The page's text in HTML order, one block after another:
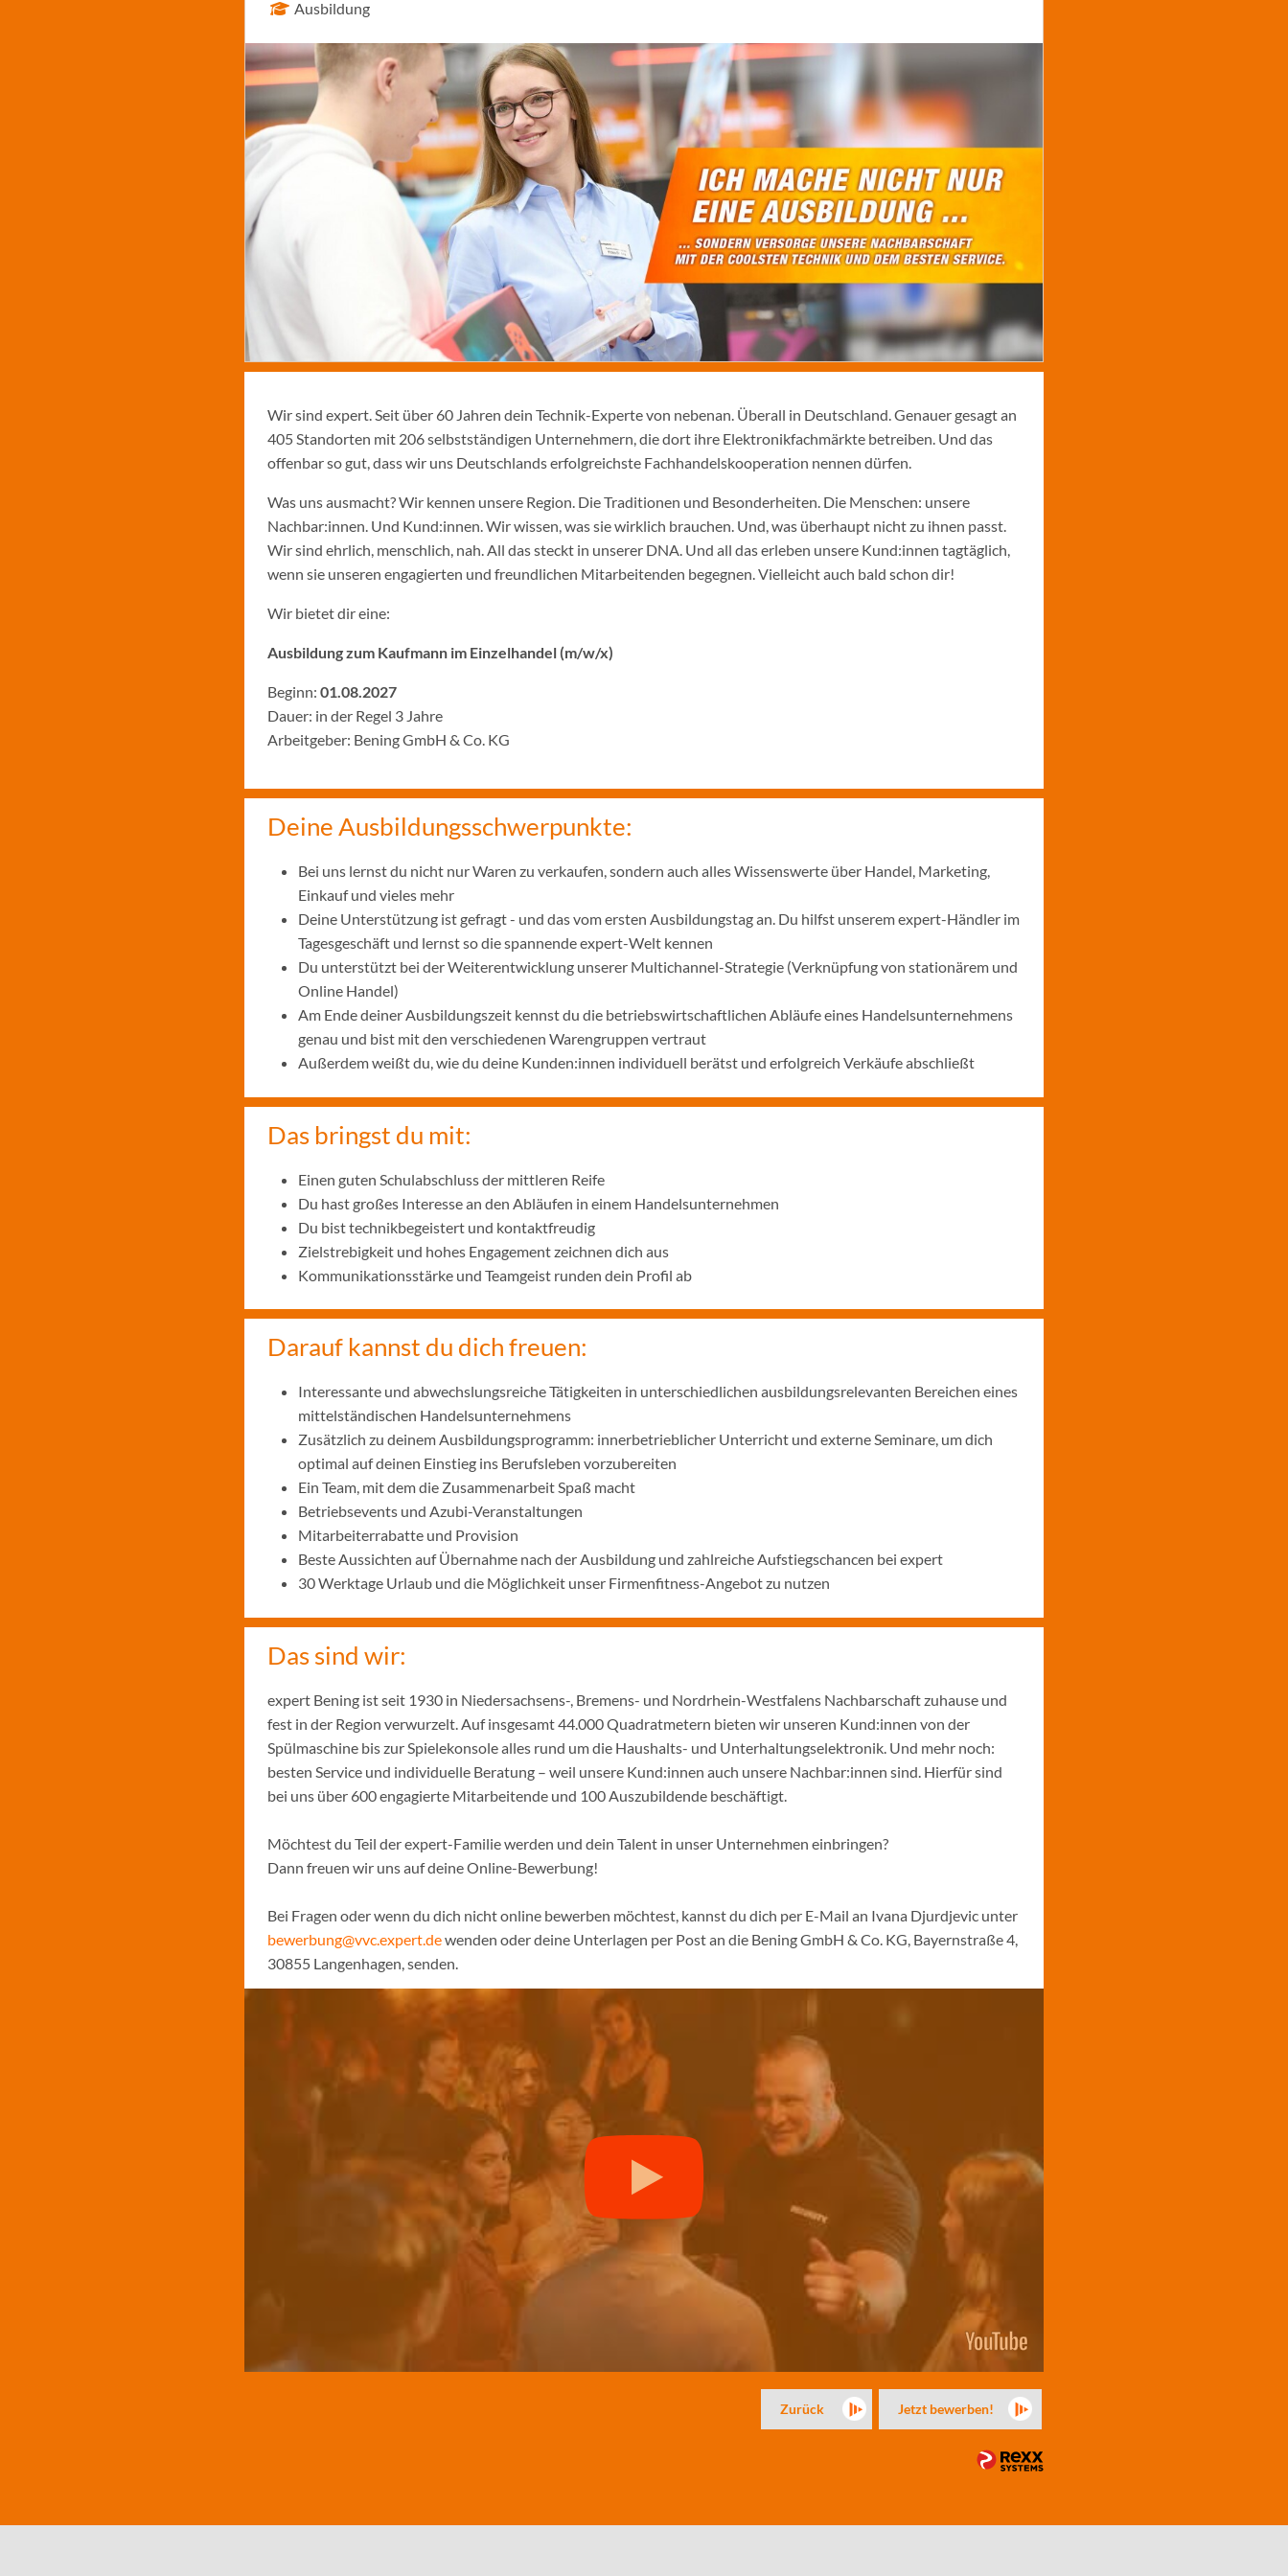
Ausbildung
Wir sind expert. Seit über 60 Jahren dein Technik-Experte von nebenan. Überall in Deutschland. Genauer gesagt an
405 Standorten mit 206 selbstständigen Unternehmern, die dort ihre Elektronikfachmärkte betreiben. Und das
offenbar so gut, dass wir uns Deutschlands erfolgreichste Fachhandelskooperation nennen dürfen.
Was uns ausmacht? Wir kennen unsere Region. Die Traditionen und Besonderheiten. Die Menschen: unsere
Nachbar:innen. Und Kund:innen. Wir wissen, was sie wirklich brauchen. Und, was überhaupt nicht zu ihnen passt.
Wir sind ehrlich, menschlich, nah. All das steckt in unserer DNA. Und all das erleben unsere Kund:innen tagtäglich,
wenn sie unseren engagierten und freundlichen Mitarbeitenden begegnen. Vielleicht auch bald schon dir!
Wir bietet dir eine:
Ausbildung zum Kaufmann im Einzelhandel (m/w/x)
Beginn: 01.08.2027
Dauer: in der Regel 3 Jahre
Arbeitgeber: Bening GmbH & Co. KG
Deine Ausbildungsschwerpunkte:
Bei uns lernst du nicht nur Waren zu verkaufen, sondern auch alles Wissenswerte über Handel, Marketing,
Einkauf und vieles mehr
Deine Unterstützung ist gefragt - und das vom ersten Ausbildungstag an. Du hilfst unserem expert-Händler im
Tagesgeschäft und lernst so die spannende expert-Welt kennen
Du unterstützt bei der Weiterentwicklung unserer Multichannel-Strategie (Verknüpfung von stationärem und
Online Handel)
Am Ende deiner Ausbildungszeit kennst du die betriebswirtschaftlichen Abläufe eines Handelsunternehmens
genau und bist mit den verschiedenen Warengruppen vertraut
Außerdem weißt du, wie du deine Kunden:innen individuell berätst und erfolgreich Verkäufe abschließt
Das bringst du mit:
Einen guten Schulabschluss der mittleren Reife
Du hast großes Interesse an den Abläufen in einem Handelsunternehmen
Du bist technikbegeistert und kontaktfreudig
Zielstrebigkeit und hohes Engagement zeichnen dich aus
Kommunikationsstärke und Teamgeist runden dein Profil ab
Darauf kannst du dich freuen:
Interessante und abwechslungsreiche Tätigkeiten in unterschiedlichen ausbildungsrelevanten Bereichen eines
mittelständischen Handelsunternehmens
Zusätzlich zu deinem Ausbildungsprogramm: innerbetrieblicher Unterricht und externe Seminare, um dich
optimal auf deinen Einstieg ins Berufsleben vorzubereiten
Ein Team, mit dem die Zusammenarbeit Spaß macht
Betriebsevents und Azubi-Veranstaltungen
Mitarbeiterrabatte und Provision
Beste Aussichten auf Übernahme nach der Ausbildung und zahlreiche Aufstiegschancen bei expert
30 Werktage Urlaub und die Möglichkeit unser Firmenfitness-Angebot zu nutzen
Das sind wir:
expert Bening ist seit 1930 in Niedersachsens-, Bremens- und Nordrhein-Westfalens Nachbarschaft zuhause und
fest in der Region verwurzelt. Auf insgesamt 44.000 Quadratmetern bieten wir unseren Kund:innen von der
Spülmaschine bis zur Spielekonsole alles rund um die Haushalts- und Unterhaltungselektronik. Und mehr noch:
besten Service und individuelle Beratung – weil unsere Kund:innen auch unsere Nachbar:innen sind. Hierfür sind
bei uns über 600 engagierte Mitarbeitende und 100 Auszubildende beschäftigt.
Möchtest du Teil der expert-Familie werden und dein Talent in unser Unternehmen einbringen?
Dann freuen wir uns auf deine Online-Bewerbung!
Bei Fragen oder wenn du dich nicht online bewerben möchtest, kannst du dich per E-Mail an Ivana Djurdjevic unter
bewerbung@vvc.expert.dewenden oder deine Unterlagen per Post an die Bening GmbH & Co. KG, Bayernstraße 4,
30855 Langenhagen, senden.
Zurück Jetzt bewerben!